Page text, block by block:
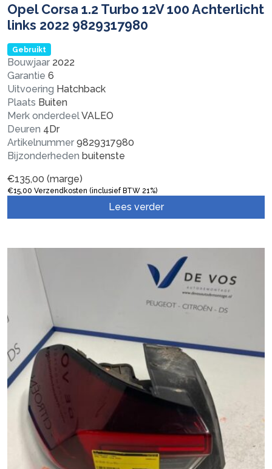
Opel Corsa 1.2 Turbo 12V 100 Achterlicht
links 2022 9829317980
Gebruikt
Bouwjaar 2022
Garantie 6
Uitvoering Hatchback
Plaats Buiten
Merk onderdeelVALEO
Deuren 4Dr
Artikelnummer 9829317980
Bijzonderheden buitenste
€135,00 (marge)
€15,00 Verzendkosten (inclusief BTW 21%)
Lees verder